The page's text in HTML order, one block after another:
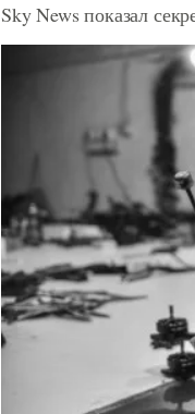
Sky News показал